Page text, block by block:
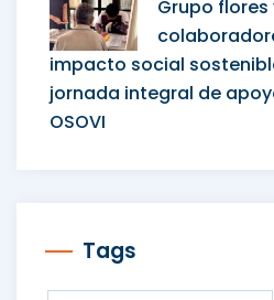
Grupo flores
impacto social
jornada integral de
OSOVI
Tags